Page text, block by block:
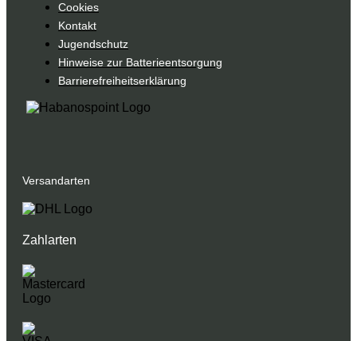
Cookies
Kontakt
Jugendschutz
Hinweise zur Batterieentsorgung
Barrierefreiheitserklärung
Versandarten
Zahlarten